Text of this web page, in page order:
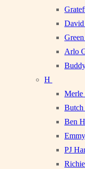
Arlo
H
Merle
Butch
Ben
PJ